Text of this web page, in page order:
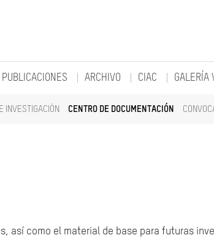
INVESTIGACIÓN CENTRO DE DOCUMENTACIÓN
PUBLICACIONES ARCHIVO CIAC GALERÍA
así como el material de base para futuras